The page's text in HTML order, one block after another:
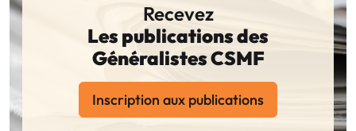
Recevez
Les publications des
Généralistes CSMF
Inscription aux publications